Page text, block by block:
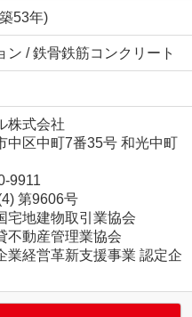
53年)
ン / 鉄骨鉄筋コンクリート
株式会社
中区中町7番35号 和光中町
9911
第9606号
宅地建物取引業協会
不動産管理業協会
業経営革新支援事業 認定企